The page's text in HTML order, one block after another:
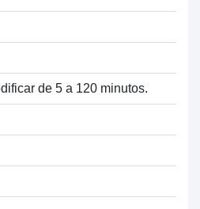
de 5 a 120 minutos.